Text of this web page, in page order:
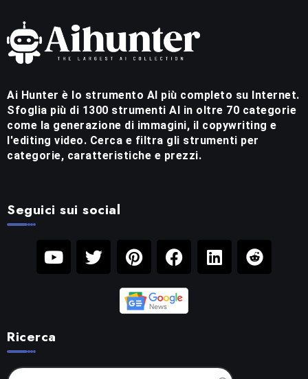
Ai Hunter è lo strumento AI più completo su Internet.
Sfoglia più di 1300 strumenti AI in oltre 70 categorie
come la generazione di immagini, il copywriting e
l'editing video. Cerca e filtra gli strumenti per
categorie, caratteristiche e prezzi.
Seguici sui social
Ricerca